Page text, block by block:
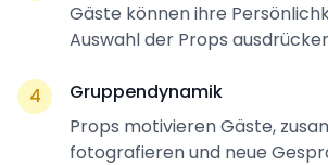
Gäste können ihre
Auswahl der Props
4
Gruppendynamik
Props motivieren Gäste,
fotografieren und neue